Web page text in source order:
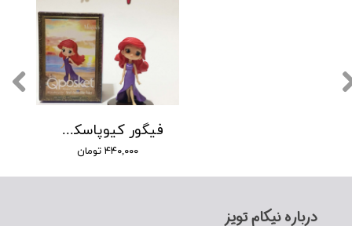
فیگور کیوپاسکت پری دریایی سایز کوچک
۴۴۰,۰۰۰ تومان
​درباره نیکام تویز